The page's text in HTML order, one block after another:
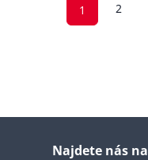
1 2
Najdete nás na